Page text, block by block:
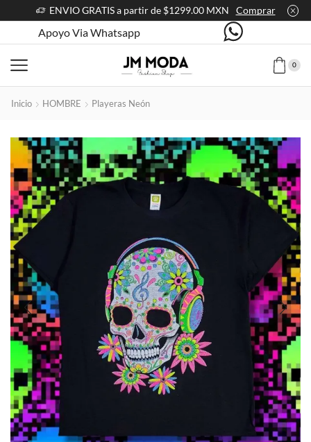
ENVIO GRATIS a partir de $1299.00 MXN Comprar
Apoyo Via Whatsapp
0
Inicio HOMBRE Playeras Neón